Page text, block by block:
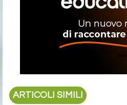
ARTICOLI SIMILI